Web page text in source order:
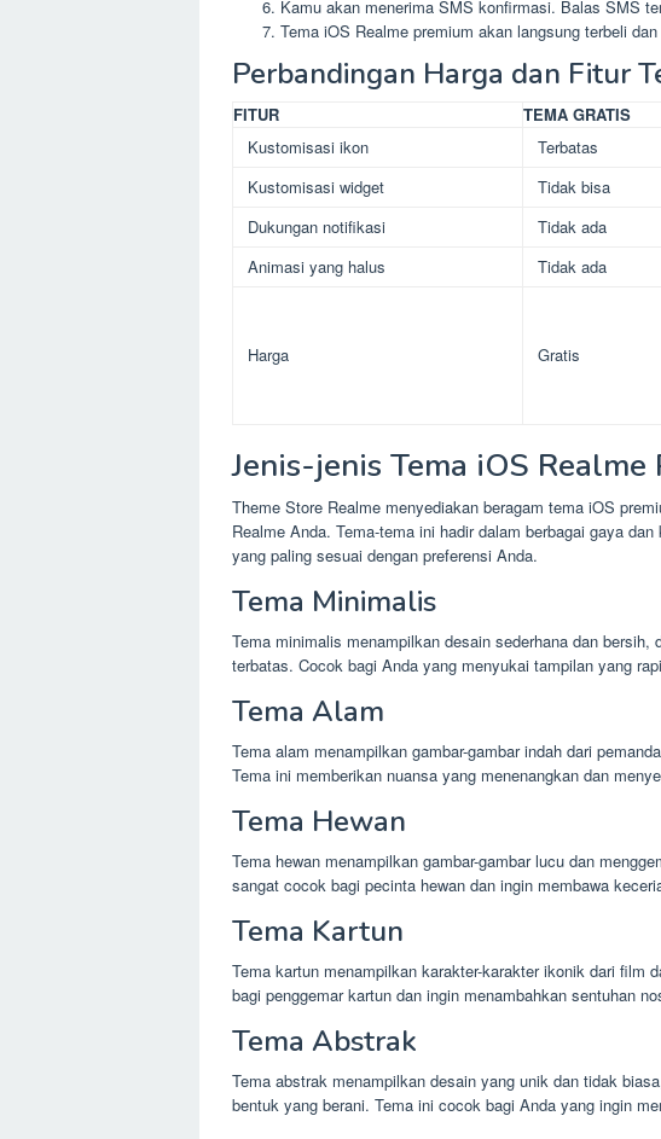
Kamu akan menerima SMS konfirmasi. Balas SMS
Tema iOS Realme premium akan langsung terbeli
Perbandingan Harga dan Fitur
FITUR TEMA GRATIS
Kustomisasi ikon
Terbatas
Kustomisasi widget
Tidak bisa
Dukungan notifikasi
Tidak ada
Animasi yang halus
Tidak ada
Harga Gratis
Jenis-jenis Tema iOS Realme
Theme Store Realme menyediakan beragam tema iOS
Realme Anda. Tema-tema ini hadir dalam berbagai gaya
yang paling sesuai dengan preferensi Anda.
Tema Minimalis
Tema minimalis menampilkan desain sederhana dan bersih,
terbatas. Cocok bagi Anda yang menyukai tampilan yang
Tema Alam
Tema alam menampilkan gambar-gambar indah dari
Tema ini memberikan nuansa yang menenangkan dan
Tema Hewan
Tema hewan menampilkan gambar-gambar lucu dan
sangat cocok bagi pecinta hewan dan ingin membawa
Tema Kartun
Tema kartun menampilkan karakter-karakter ikonik dari film
bagi penggemar kartun dan ingin menambahkan sentuhan
Tema Abstrak
Tema abstrak menampilkan desain yang unik dan tidak
bentuk yang berani. Tema ini cocok bagi Anda yang ingin